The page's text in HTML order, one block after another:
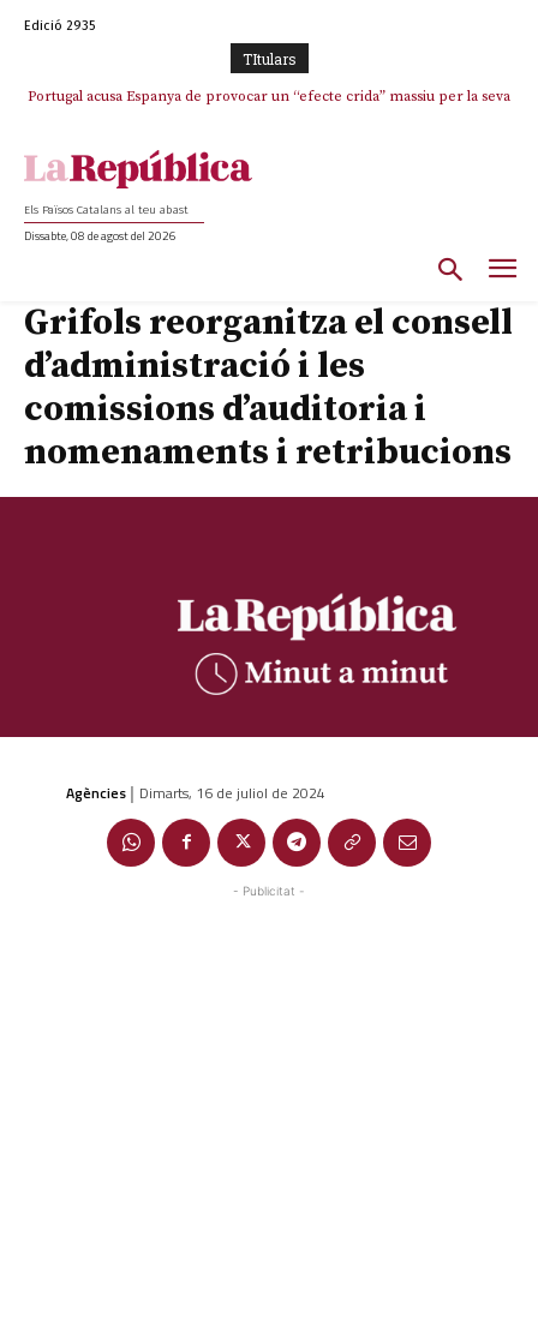
Edició 2935
TItulars
Portugal acusa Espanya de provocar un “efecte crida” massiu per la seva
Els Països Catalans al teu abast
Dissabte, 08 de agost del 2026
Grifols reorganitza el consell
d’administració i les
comissions d’auditoria i
nomenaments i retribucions
Agències | Dimarts, 16 de juliol de 2024
- Publicitat -